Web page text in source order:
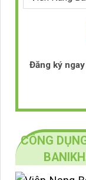
Đăng ký
CÔNG